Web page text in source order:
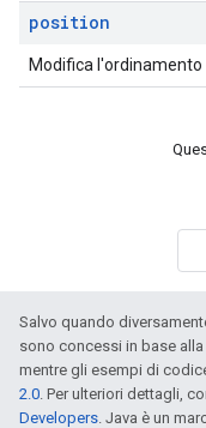
position
Modifica l'ordinamento
Salvo quando
sono concessi in base alla
mentre gli esempi di
2.0. Per ulteriori dettagli,
Developers. Java è un